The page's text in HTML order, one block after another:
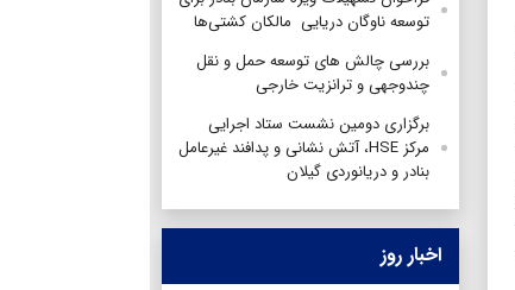
توسعه ناوگان دریایی مالکان کشتی‌ها
بررسی چالش های توسعه حمل و نقل
چندوجهی و ترانزیت خارجی
برگزاری دومین نشست ستاد اجرایی
مرکز HSE، آتش نشانی و پدافند غیرعامل
بنادر و دریانوردی گیلان
اخبار روز